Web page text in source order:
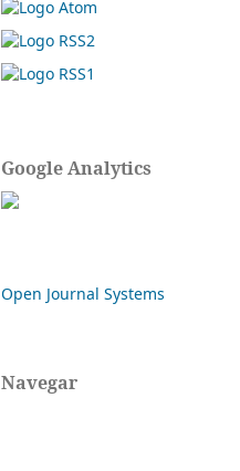
Google Analytics
Open Journal Systems
Navegar